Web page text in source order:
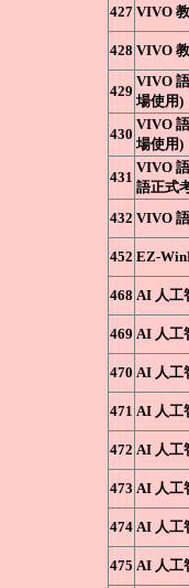
427 VIVO
428 VIVO
429
VIVO
場使用)
430
VIVO
場使用)
431
VIVO
語正式
432 VIVO
452 EZ-
468 AI 人工
469 AI 人工
470 AI 人工
471 AI 人工
472 AI 人工
473 AI 人工
474 AI 人工
475 AI 人工